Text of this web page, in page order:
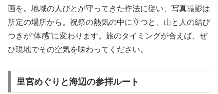
画を。地域の人びとが守ってきた作法に従い、写真撮影は
所定の場所から。祝祭の熱気の中に立つと、山と人の結び
つきが“体感”に変わります。旅のタイミングが合えば、ぜ
ひ現地でその空気を味わってください。
里宮めぐりと海辺の参拝ルート